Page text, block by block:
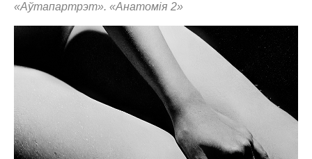
«Аўтапартрэт». «Анатомія 2»